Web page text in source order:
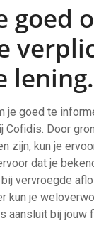
goed
lening.
je goed te
Cofidis. Door
zijn, kun je
dat je
vervroegde
kun je
aansluit bij jouw